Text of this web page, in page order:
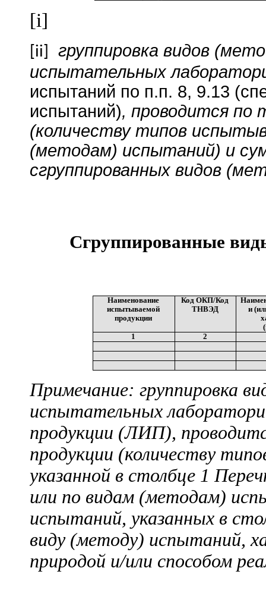
[i]
[ii]
группировка видов
испытательных
испытаний по п.п. 8, 9.13
испытаний), проводится по
(количеству типов
(методам) испытаний) и
сгруппированных видов
Сгруппированные
Наименование
испытываемой
продукции
Код ОКП/Код
ТНВЭД
и
1
2
Примечание: группировка
испытательных
продукции (ЛИП),
продукции (количеству
указанной в столбце 1
или по видам (методам)
испытаний, указанных в
виду (методу) испытаний,
природой и/или способом